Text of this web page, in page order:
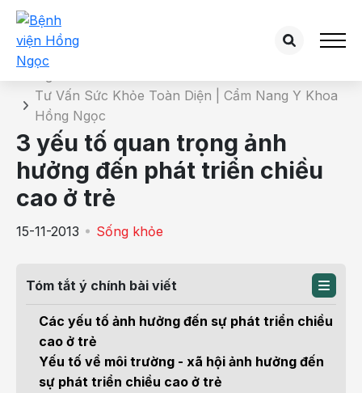
Chi tiết bài tư vấn
Tư Vấn Sức Khỏe Toàn Diện | Cẩm Nang Y Khoa
Hồng Ngọc
3 yếu tố quan trọng ảnh
hưởng đến phát triển chiều
cao ở trẻ
15-11-2013 Sống khỏe
Tóm tắt ý chính bài viết
Các yếu tố ảnh hưởng đến sự phát triển chiều
cao ở trẻ
Yếu tố về môi trường - xã hội ảnh hưởng đến
sự phát triển chiều cao ở trẻ